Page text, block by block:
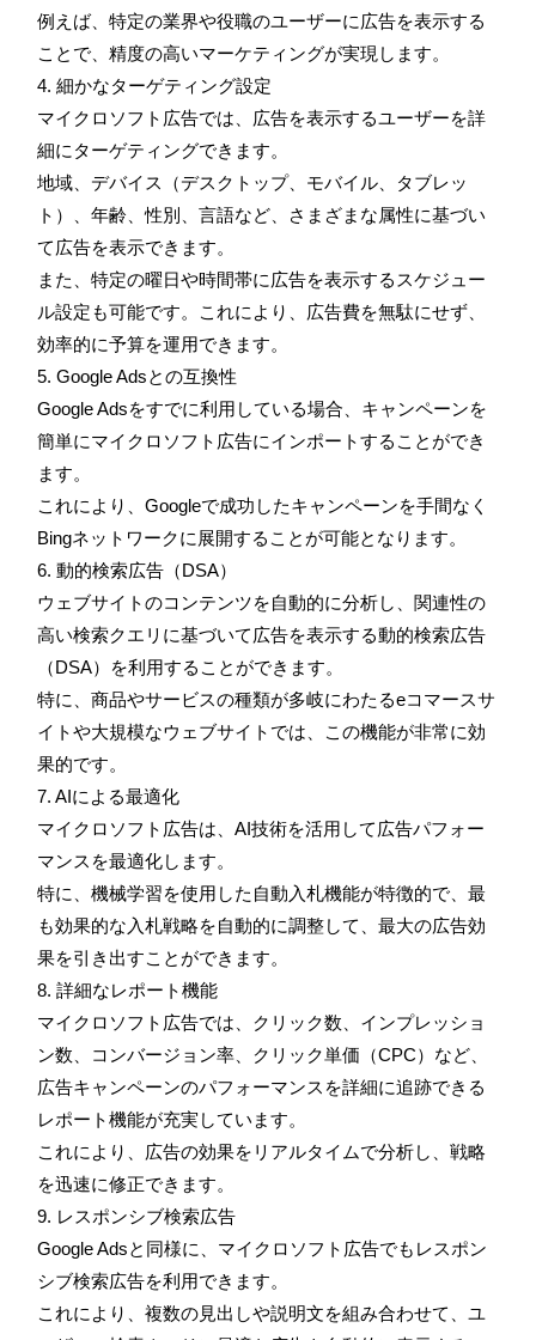
例えば、特定の業界や役職のユーザーに広告を表示する
ことで、精度の高いマーケティングが実現します。
4. 細かなターゲティング設定
マイクロソフト広告では、広告を表示するユーザーを詳
細にターゲティングできます。
地域、デバイス（デスクトップ、モバイル、タブレッ
ト）、年齢、性別、言語など、さまざまな属性に基づい
て広告を表示できます。
また、特定の曜日や時間帯に広告を表示するスケジュー
ル設定も可能です。これにより、広告費を無駄にせず、
効率的に予算を運用できます。
5. Google Adsとの互換性
Google Adsをすでに利用している場合、キャンペーンを
簡単にマイクロソフト広告にインポートすることができ
ます。
これにより、Googleで成功したキャンペーンを手間なく
Bingネットワークに展開することが可能となります。
6. 動的検索広告（DSA）
ウェブサイトのコンテンツを自動的に分析し、関連性の
高い検索クエリに基づいて広告を表示する動的検索広告
（DSA）を利用することができます。
特に、商品やサービスの種類が多岐にわたるeコマースサ
イトや大規模なウェブサイトでは、この機能が非常に効
果的です。
7. AIによる最適化
マイクロソフト広告は、AI技術を活用して広告パフォー
マンスを最適化します。
特に、機械学習を使用した自動入札機能が特徴的で、最
も効果的な入札戦略を自動的に調整して、最大の広告効
果を引き出すことができます。
8. 詳細なレポート機能
マイクロソフト広告では、クリック数、インプレッショ
ン数、コンバージョン率、クリック単価（CPC）など、
広告キャンペーンのパフォーマンスを詳細に追跡できる
レポート機能が充実しています。
これにより、広告の効果をリアルタイムで分析し、戦略
を迅速に修正できます。
9. レスポンシブ検索広告
Google Adsと同様に、マイクロソフト広告でもレスポン
シブ検索広告を利用できます。
これにより、複数の見出しや説明文を組み合わせて、ユ